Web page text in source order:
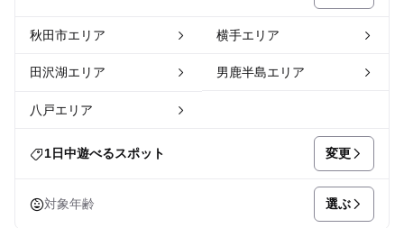
秋田市エリア 横手エリア
田沢湖エリア 男鹿半島エリア
八戸エリア
1日中遊べるスポット 変更
対象年齢 選ぶ